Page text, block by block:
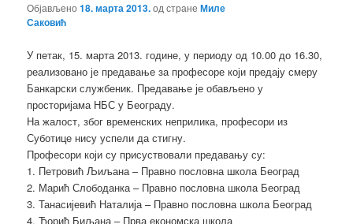
Објављено18. марта 2013.од странеМиле
Саковић
У петак, 15. марта 2013. године, у периоду од 10.00 до 16.30,
реализовано је предавање за професоре који предају смеру
Банкарски службеник. Предавање је обављено у
просторијама НБС у Београду.
На жалост, због временских неприлика, професори из
Суботице нису успели да стигну.
Професори који су присуствовали предавању су:
1. Петровић Љиљана – Правно пословна школа Београд
2. Марић Слободанка – Правно пословна школа Београд
3. Танасијевић Наталија – Правно пословна школа Београд
4. Ћорић Биљана – Прва економска школа